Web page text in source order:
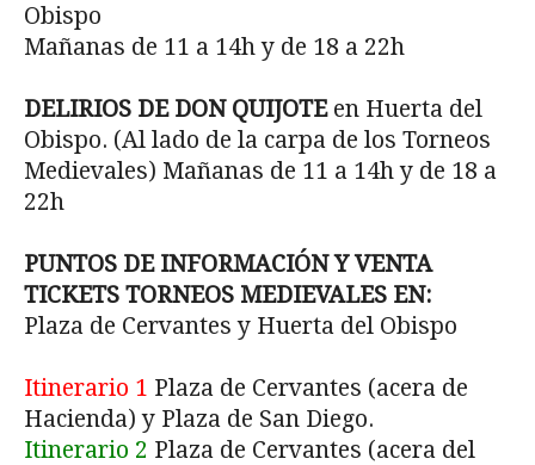
Obispo
Mañanas de 11 a 14h y de 18 a 22h
DELIRIOS DE DON QUIJOTEen Huerta del
Obispo. (Al lado de la carpa de los Torneos
Medievales) Mañanas de 11 a 14h y de 18 a
22h
PUNTOS DE INFORMACIÓN Y VENTA
TICKETS TORNEOS MEDIEVALES EN:
Plaza de Cervantes y Huerta del Obispo
Itinerario 1 Plaza de Cervantes (acera de
Hacienda) y Plaza de San Diego.
Itinerario 2 Plaza de Cervantes (acera del